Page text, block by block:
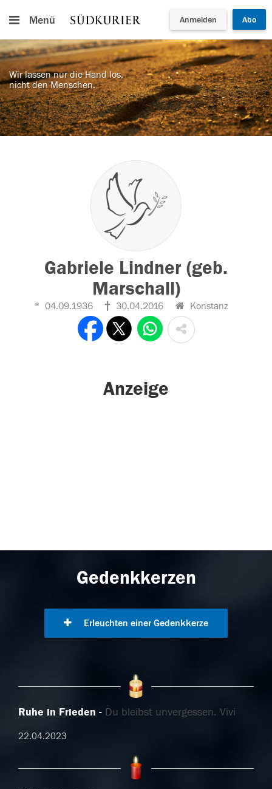
Menü Anmelden Abo
Wir lassen nur die Hand los,
nicht den Menschen.
Gabriele Lindner (geb.
Marschall)
04.09.1936 30.04.2016 Konstanz
Anzeige
Gedenkkerzen
Erleuchten einer Gedenkkerze
Ruhe in Frieden Du bleibst unvergessen. Vivi
22.04.2023